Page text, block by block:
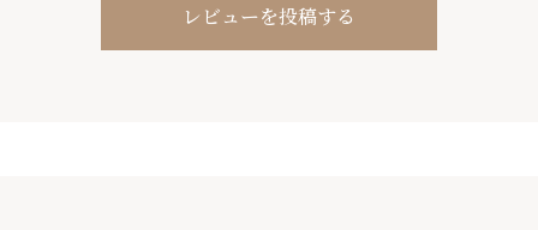
レビューを投稿する